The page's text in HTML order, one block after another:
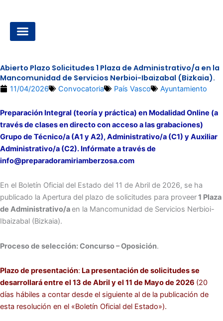
contenido
Abierto Plazo Solicitudes 1 Plaza de Administrativo/a en la
Mancomunidad de Servicios Nerbioi-Ibaizabal (Bizkaia).
11/04/2026 Convocatoria País Vasco Ayuntamiento
Preparación Integral (teoría y práctica) en Modalidad Online (a
través de clases en directo con acceso a las grabaciones)
Grupo de Técnico/a (A1 y A2), Administrativo/a (C1) y Auxiliar
Administrativo/a (C2). Infórmate a través de
info@preparadoramiriamberzosa.com
En el Boletín Oficial del Estado del 11 de Abril de 2026, se ha
publicado la Apertura del plazo de solicitudes para proveer1 Plaza
de Administrativo/aen la Mancomunidad de Servicios Nerbioi-
Ibaizabal (Bizkaia).
Proceso de selección: Concurso – Oposición.
Plazo de presentación: La presentación de solicitudes se
desarrollará entre el 13 de Abril y el 11 de Mayo de 2026 (20
días hábiles a contar desde el siguiente al de la publicación de
esta resolución en el «Boletín Oficial del Estado»).